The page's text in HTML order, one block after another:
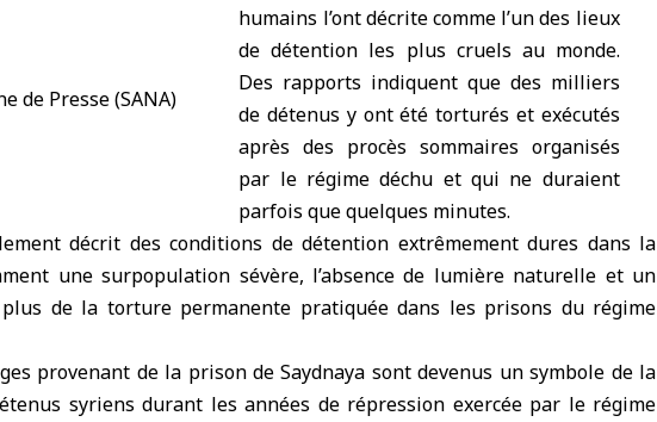
humains l’ont décrite comme l’un des lieux
de détention les plus cruels au monde.
Des rapports indiquent que des milliers
de détenus y ont été torturés et exécutés
après des procès sommaires organisés
par le régime déchu et qui ne duraient
parfois que quelques minutes.
décrit des conditions de détention extrêmement dures dans la
une surpopulation sévère, l’absence de lumière naturelle et un
de la torture permanente pratiquée dans les prisons du régime
provenant de la prison de Saydnaya sont devenus un symbole de la
syriens durant les années de répression exercée par le régime